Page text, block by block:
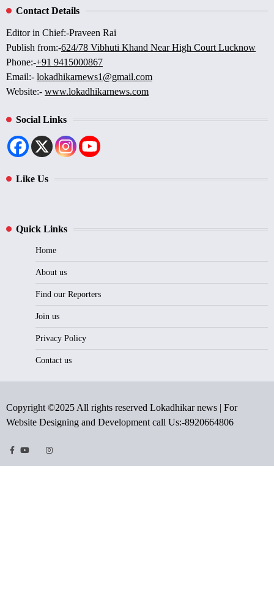
Contact Details
Editor in Chief:-Praveen Rai
Publish from:-624/78 Vibhuti Khand Near High Court Lucknow
Phone:-+91 9415000867
Email:- lokadhikarnews1@gmail.com
Website:- www.lokadhikarnews.com
Social Links
Like Us
Quick Links
Home
About us
Find our Reporters
Join us
Privacy Policy
Contact us
Copyright ©2025 All rights reserved Lokadhikar news | For
Website Designing and Development call Us:-8920664806
Facebook
Youtube
TwitterInstragram